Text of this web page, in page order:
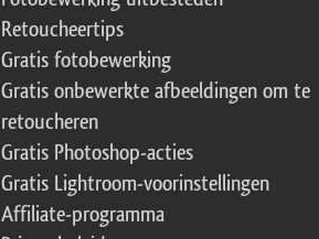
Retoucheertips
Gratis fotobewerking
Gratis onbewerkte afbeeldingen om te
retoucheren
Gratis Photoshop-acties
Gratis Lightroom-voorinstellingen
Affiliate-programma